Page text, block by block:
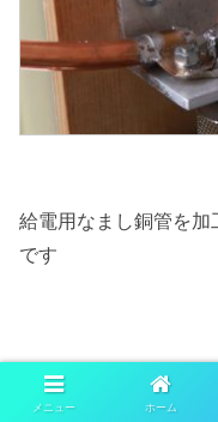
給電用なまし銅管を
です
メニュー ホーム